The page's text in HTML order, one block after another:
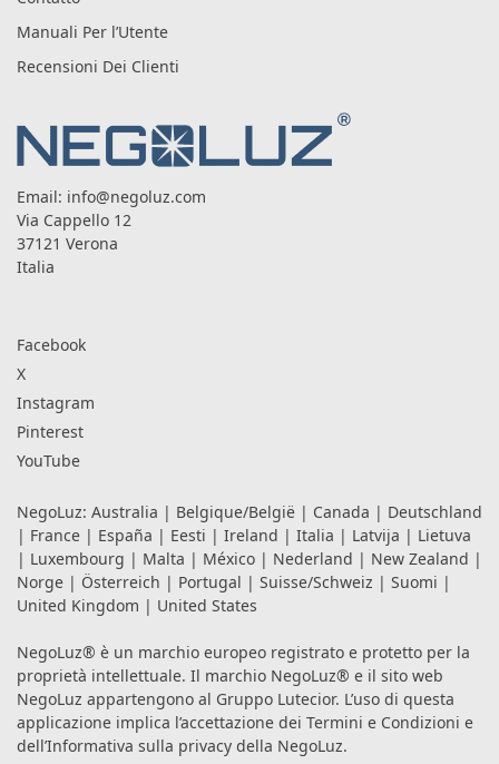
Manuali Per l’Utente
Recensioni Dei Clienti
Email: info@negoluz.com
Via Cappello 12
37121 Verona
Italia
Facebook
X
Instagram
Pinterest
YouTube
NegoLuz: Australia | Belgique/België | Canada | Deutschland
| France | España | Eesti | Ireland | Italia | Latvija | Lietuva
| Luxembourg | Malta | México | Nederland | New Zealand |
Norge | Österreich | Portugal | Suisse/Schweiz | Suomi |
United Kingdom | United States
NegoLuz® è un marchio europeo registrato e protetto per la
proprietà intellettuale. Il marchio NegoLuz® e il sito web
NegoLuz appartengono al Gruppo Lutecior. L’uso di questa
applicazione implica l’accettazione dei Termini e Condizioni e
dell’Informativa sulla privacy della NegoLuz.